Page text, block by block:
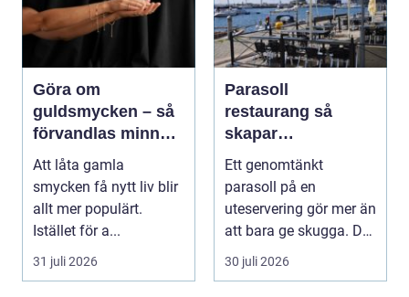
Göra om
guldsmycken – så
förvandlas minnen
till nya favoriter
Att låta gamla
smycken få nytt liv blir
allt mer populärt.
Istället för a...
31 juli 2026
Parasoll
restaurang så
skapar
uteserveringen rätt
känsla året runt
Ett genomtänkt
parasoll på en
uteservering gör mer än
att bara ge skugga. Det
påverkar hur länge
30 juli 2026